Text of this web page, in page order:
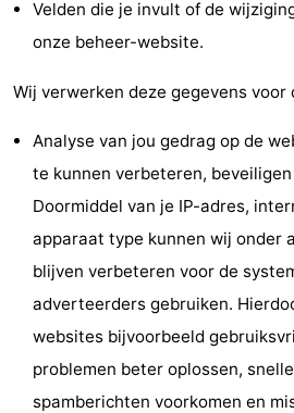
Natuur
Schoorlse
Duinen
Bergen
aan
-
Bergen
-
Egmond
Zee
Noordhollands
duinreservaat
Wijk
aan
Natuur
Velden die je invult of de
onze beheer-website.
Wij verwerken deze gegevens voor
Analyse van jou gedrag op de
te kunnen verbeteren,
Doormiddel van je IP-adres,
apparaat type kunnen wij onder
blijven verbeteren voor de
adverteerders gebruiken.
websites bijvoorbeeld
problemen beter oplossen,
spamberichten voorkomen en